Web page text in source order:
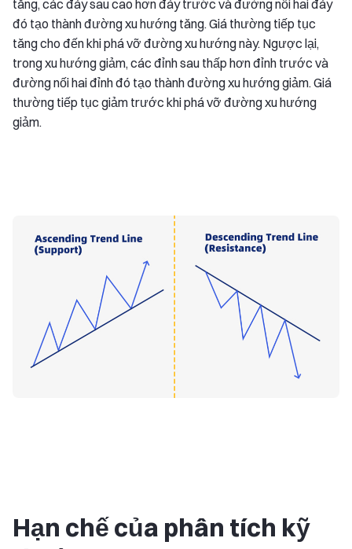
tăng, các đáy sau cao hơn đáy trước và đường nối hai đáy
đó tạo thành đường xu hướng tăng. Giá thường tiếp tục
tăng cho đến khi phá vỡ đường xu hướng này. Ngược lại,
trong xu hướng giảm, các đỉnh sau thấp hơn đỉnh trước và
đường nối hai đỉnh đó tạo thành đường xu hướng giảm. Giá
thường tiếp tục giảm trước khi phá vỡ đường xu hướng
giảm.
Hạn chế của phân tích kỹ